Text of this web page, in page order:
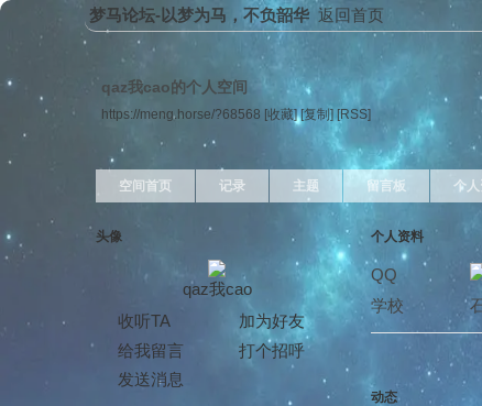
梦马论坛-以梦为马，不负韶华 返回首页
qaz我cao的个人空间
https://meng.horse/?68568 [收藏] [复制] [RSS]
空间首页 记录 主题 留言板 个
头像
qaz我cao
收听TA
加为好友
给我留言
打个招呼
发送消息
个人资料
QQ
学校
动态